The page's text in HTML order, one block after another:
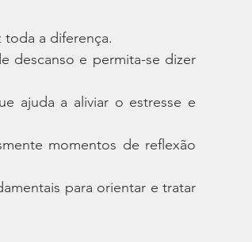
toda a diferença.
descanso e permita-se dizer
ajuda a aliviar o estresse e
momentos de reflexão
para orientar e tratar